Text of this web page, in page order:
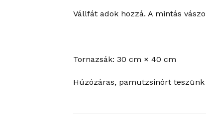
Vállfát adok hozzá. A mintás
Tornazsák: 30 cm × 40 cm
Húzózáras, pamutzsinórt teszünk